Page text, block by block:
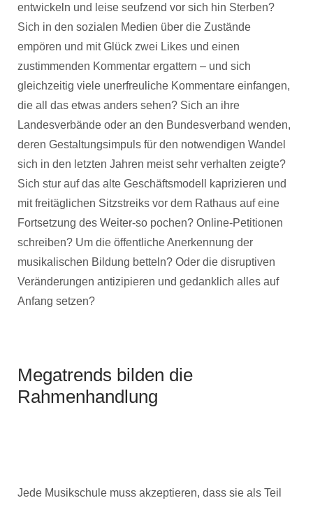
entwickeln und leise seufzend vor sich hin Sterben?
Sich in den sozialen Medien über die Zustände
empören und mit Glück zwei Likes und einen
zustimmenden Kommentar ergattern – und sich
gleichzeitig viele unerfreuliche Kommentare einfangen,
die all das etwas anders sehen? Sich an ihre
Landesverbände oder an den Bundesverband wenden,
deren Gestaltungsimpuls für den notwendigen Wandel
sich in den letzten Jahren meist sehr verhalten zeigte?
Sich stur auf das alte Geschäftsmodell kaprizieren und
mit freitäglichen Sitzstreiks vor dem Rathaus auf eine
Fortsetzung des Weiter-so pochen? Online-Petitionen
schreiben? Um die öffentliche Anerkennung der
musikalischen Bildung betteln? Oder die disruptiven
Veränderungen antizipieren und gedanklich alles auf
Anfang setzen?
Megatrends bilden die
Rahmenhandlung
Jede Musikschule muss akzeptieren, dass sie als Teil